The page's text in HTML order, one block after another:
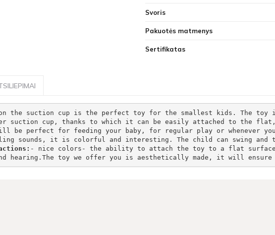
Svoris
Pakuotės matmenys
Sertifikatas
the suction cup is the perfect toy for the smallest kids. The toy
suction cup, thanks to which it can be easily attached to the
be perfect for feeding your baby, for regular play or whenever you
sounds, it is colorful and interesting. The child can swing
- nice colors- the ability to attach the toy to a flat surface-
hearing.The toy we offer you is aesthetically made, it will